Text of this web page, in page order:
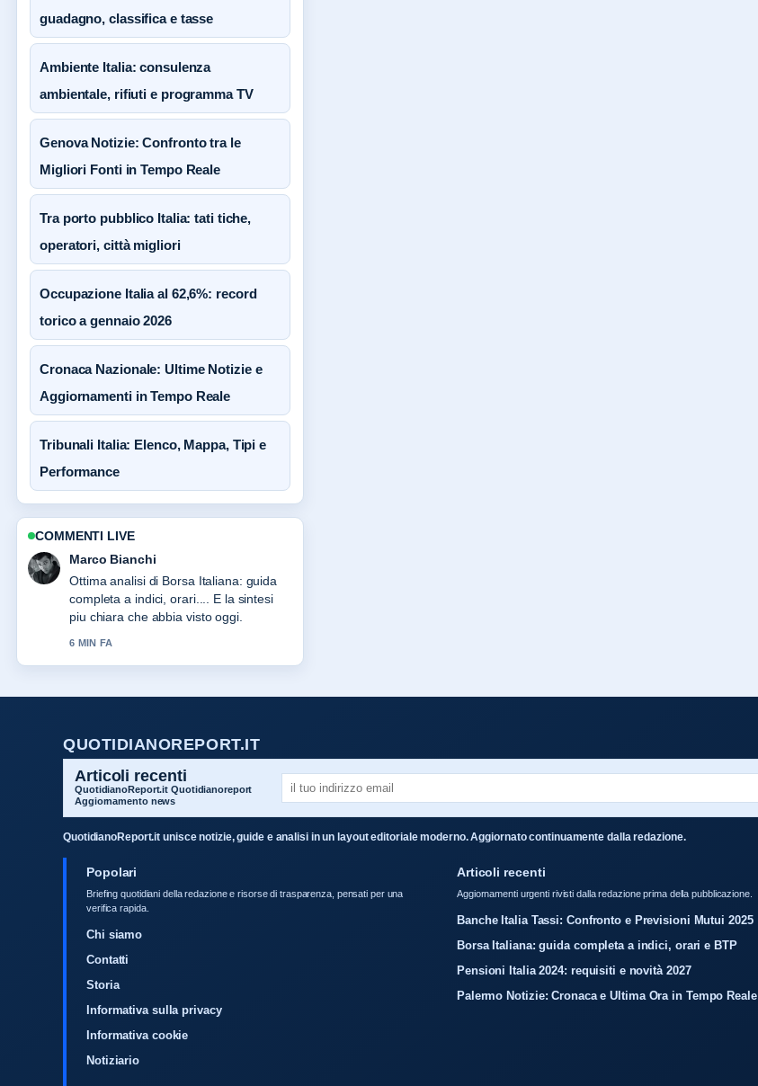
guadagno, classifica e tasse
Ambiente Italia: consulenza
ambientale, rifiuti e programma TV
Genova Notizie: Confronto tra le
Migliori Fonti in Tempo Reale
Tra porto pubblico Italia: tati tiche,
operatori, città migliori
Occupazione Italia al 62,6%: record
torico a gennaio 2026
Cronaca Nazionale: Ultime Notizie e
Aggiornamenti in Tempo Reale
Tribunali Italia: Elenco, Mappa, Tipi e
Performance
COMMENTI LIVE
Elena Ricci
Seguo da vicino Pensioni Italia 2024:
requisiti e novità 2027 – apprezzo il
tono equilibrato di questa copertura.
8 MIN FA
QUOTIDIANOREPORT.IT
Articoli recenti
QuotidianoReport.it Quotidianoreport
Aggiornamento news
QuotidianoReport.it unisce notizie, guide e analisi in un layout editoriale moderno. Aggiornato continuamente dalla redazione.
Popolari
Briefing quotidiani della redazione e risorse di trasparenza, pensati per una
verifica rapida.
Chi siamo
Contatti
Storia
Informativa sulla privacy
Informativa cookie
Notiziario
Articoli recenti
Aggiornamenti urgenti rivisti dalla redazione prima della pubblicazione.
Banche Italia Tassi: Confronto e Previsioni Mutui 2025
Borsa Italiana: guida completa a indici, orari e BTP
Pensioni Italia 2024: requisiti e novità 2027
Palermo Notizie: Cronaca e Ultima Ora in Tempo Reale